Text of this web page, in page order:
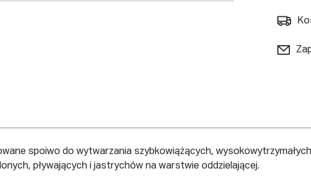
spoiwo do wytwarzania szybkowiążących,
pływających i jastrychów na warstwie oddzielającej.